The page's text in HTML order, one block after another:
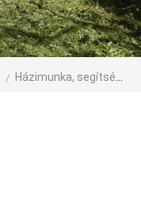
Házimunka, segítség